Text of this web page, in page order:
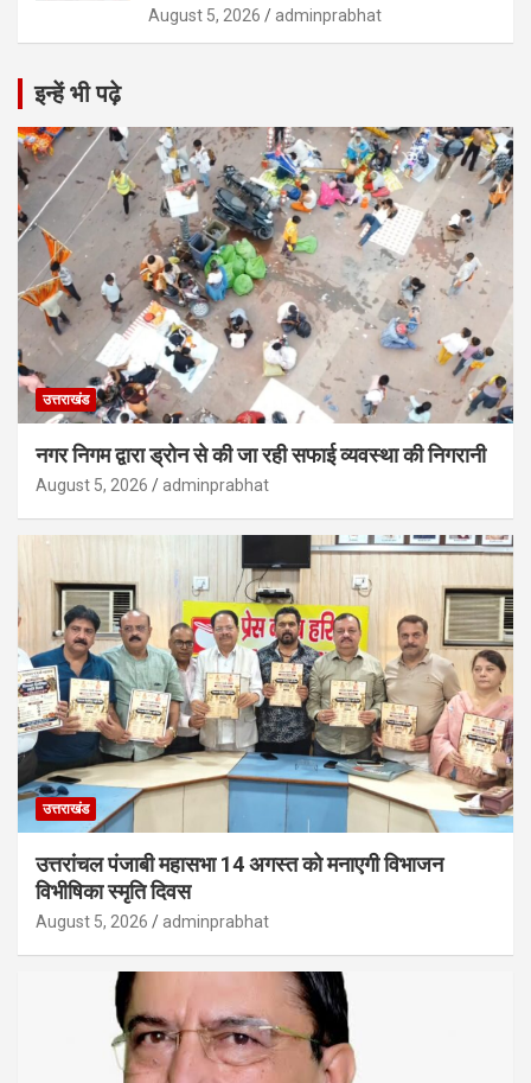
August 5, 2026 adminprabhat
इन्हें भी पढ़े
उत्तराखंड
नगर निगम द्वारा ड्रोन से की जा रही सफाई व्यवस्था की निगरानी
August 5, 2026 adminprabhat
उत्तराखंड
उत्तरांचल पंजाबी महासभा 14 अगस्त को मनाएगी विभाजन
विभीषिका स्मृति दिवस
August 5, 2026 adminprabhat